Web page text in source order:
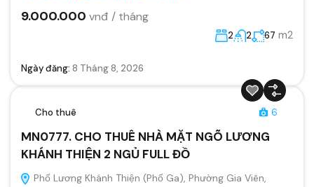
9.000.000 vnđ / tháng
2 2 67 m2
Ngày đăng: 8 Tháng 8, 2026
Cho thuê 6
MN0777. CHO THUÊ NHÀ MẶT NGÕ LƯƠNG
KHÁNH THIỆN 2 NGỦ FULL ĐỒ
Phố Lương Khánh Thiện (Phố Ga), Phường Gia Viên,